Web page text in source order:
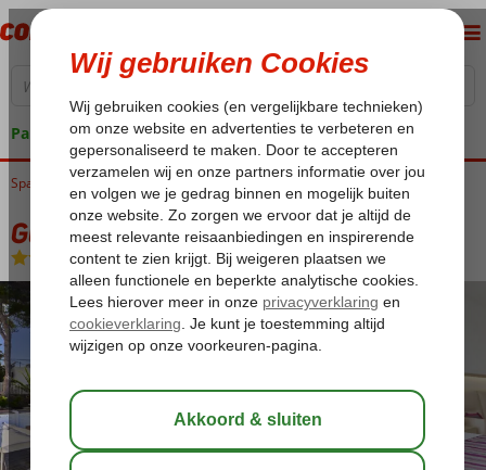
Pakketgarantie
Home
Spanje Balearen Mallorca Santa Ponsa Globales Costa de La Calma
Globales Costa de La Calma
Logies-Appartement